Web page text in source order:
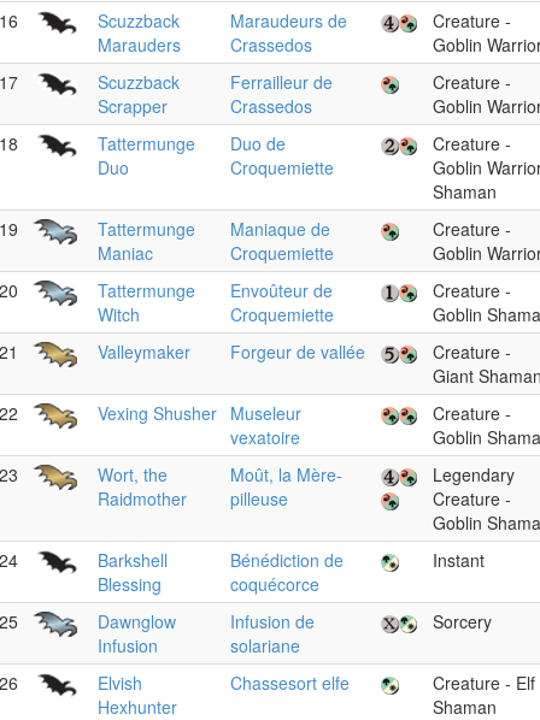
Scuzzback
Marauders
Maraudeurs de
Crassedos
Creature -
Goblin
Scuzzback
Scrapper
Ferrailleur de
Crassedos
Creature -
Goblin
Tattermunge
Duo
Duo de
Croquemiette
Creature -
Goblin
Shaman
Tattermunge
Maniac
Maniaque de
Croquemiette
Creature -
Goblin
Tattermunge
Witch
Envoûteur de
Croquemiette
Creature -
Goblin
Valleymaker Forgeur de vallée
Creature -
Giant
Vexing Shusher Museleur
vexatoire
Creature -
Goblin
Wort, the
Raidmother
Moût, la Mère-
pilleuse
Legendary
Creature -
Goblin
Barkshell
Blessing
Bénédiction de
coquécorce
Instant
Dawnglow
Infusion
Infusion de
solariane
Sorcery
Elvish
Hexhunter
Chassesort elfe
Creature - Elf
Shaman